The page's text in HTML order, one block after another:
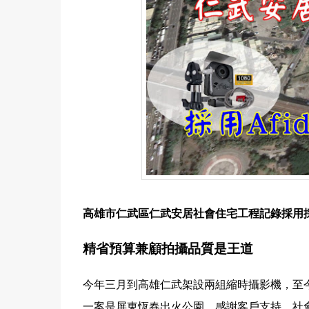
高雄市仁武區仁武安居社會住宅工程記錄採
精省預算兼顧拍攝品質是王道
今年三月到高雄仁武架設兩組縮時攝影機，
一案是屏東恆春出火公園，感謝客戶支持，